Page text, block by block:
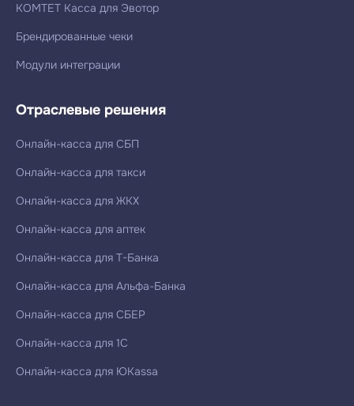
КОМТЕТ Касса для Эвотор
Брендированные чеки
Модули интеграции
Отраслевые решения
Онлайн-касса для СБП
Онлайн-касса для такси
Онлайн-касса для ЖКХ
Онлайн-касса для аптек
Онлайн-касса для Т-Банка
Онлайн-касса для Альфа-Банка
Онлайн-касса для СБЕР
Онлайн-касса для 1С
Онлайн-касса для ЮKassa